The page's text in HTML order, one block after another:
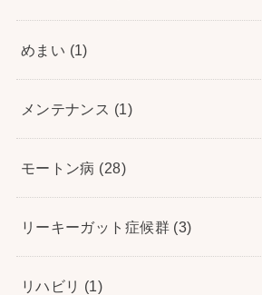
めまい (1)
メンテナンス (1)
モートン病 (28)
リーキーガット症候群 (3)
リハビリ (1)